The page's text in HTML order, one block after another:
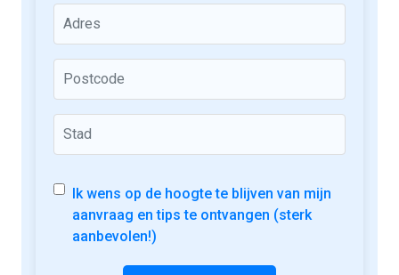
Ik wens op de hoogte te blijven van mijn
aanvraag en tips te ontvangen (sterk
aanbevolen!)